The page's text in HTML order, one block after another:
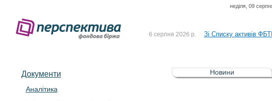
неділя, 09
До Списку активів
6 серпня 2026 р. Зі Списку активів
5 серпня 2026 р. Зі списку активів
Документи
Аналітика
Новини